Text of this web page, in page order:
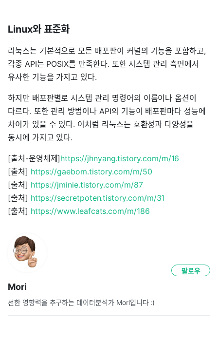
Linux와 표준화
리눅스는 기본적으로 모든 배포판이 커널의 기능을 포함하고,
각종 API는 POSIX를 만족한다. 또한 시스템 관리 측면에서
유사한 기능을 가지고 있다.
하지만 배포판별로 시스템 관리 명령어의 이름이나 옵션이
다르다. 또한 관리 방법이나 API의 기능이 배포판마다 성능에
차이가 있을 수 있다. 이처럼 리눅스는 호환성과 다양성을
동시에 가지고 있다.
[출처-운영체제]https://jhnyang.tistory.com/m/16
[출처] https://gaebom.tistory.com/m/50
[출처] https://jminie.tistory.com/m/87
[출처] https://secretpoten.tistory.com/m/31
[출처] https://www.leafcats.com/m/186
Mori
선한 영향력을 추구하는 데이터분석가 Mori입니다 :)
팔로우